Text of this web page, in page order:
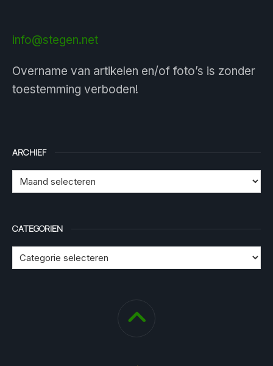
info@stegen.net
Overname van artikelen en/of foto’s is zonder
toestemming verboden!
ARCHIEF
CATEGORIEN